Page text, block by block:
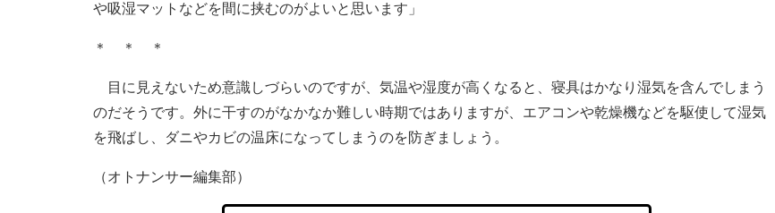
や吸湿マットなどを間に挟むのがよいと思います」
＊ ＊ ＊
目に見えないため意識しづらいのですが、気温や湿度が高くなると、寝具はかなり湿気を含んでしまう
のだそうです。外に干すのがなかなか難しい時期ではありますが、エアコンや乾燥機などを駆使して湿気
を飛ばし、ダニやカビの温床になってしまうのを防ぎましょう。
（オトナンサー編集部）